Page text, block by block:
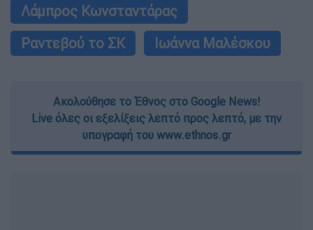
Λάμπρος Κωνσταντάρας
Ραντεβού το ΣΚ
Ιωάννα Μαλέσκου
Ακολούθησε το Έθνος στο Google News!
Live όλες οι εξελίξεις λεπτό προς λεπτό, με την
υπογραφή του www.ethnos.gr